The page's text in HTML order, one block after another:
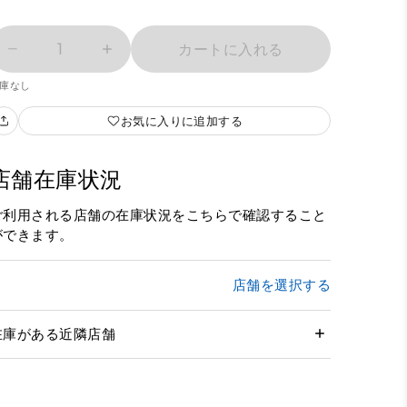
1 カートに入れる
なし
お気に入りに追加する
舗在庫状況
利用される店舗の在庫状況をこちらで確認すること
きます。
店舗を選択する
庫がある近隣店舗